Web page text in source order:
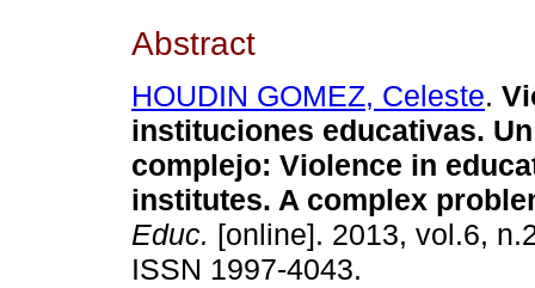
Abstract
HOUDIN GOMEZ, Celeste.
instituciones educativas.
complejo: Violence in
institutes. A complex
Educ. [online]. 2013, vol.6,
ISSN 1997-4043.